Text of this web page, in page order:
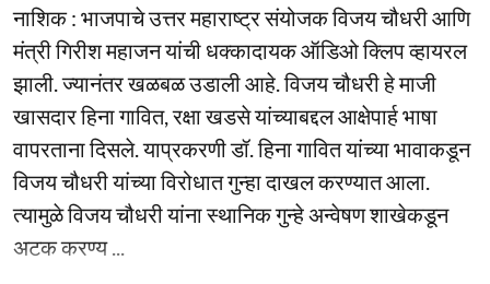
नाशिक : भाजपाचे उत्तर महाराष्ट्र संयोजक विजय चौधरी आणि
मंत्री गिरीश महाजन यांची धक्कादायक ऑडिओ क्लिप व्हायरल
झाली. ज्यानंतर खळबळ उडाली आहे. विजय चौधरी हे माजी
खासदार हिना गावित, रक्षा खडसे यांच्याबद्दल आक्षेपार्ह भाषा
वापरताना दिसले. याप्रकरणी डॉ. हिना गावित यांच्या भावाकडून
विजय चौधरी यांच्या विरोधात गुन्हा दाखल करण्यात आला.
त्यामुळे विजय चौधरी यांना स्थानिक गुन्हे अन्वेषण शाखेकडून
अटक करण्य ...